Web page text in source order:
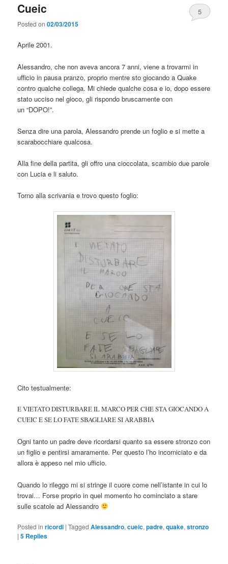
Cueic
Posted on02/03/2015
5
Aprile 2001.
Alessandro, che non aveva ancora 7 anni, viene a trovarmi in
ufficio in pausa pranzo, proprio mentre sto giocando a Quake
contro qualche collega. Mi chiede qualche cosa e io, dopo essere
stato ucciso nel gioco, gli rispondo bruscamente con
un “DOPO!”.
Senza dire una parola, Alessandro prende un foglio e si mette a
scarabocchiare qualcosa.
Alla fine della partita, gli offro una cioccolata, scambio due parole
con Lucia e li saluto.
Torno alla scrivania e trovo questo foglio:
Cito testualmente:
E VIETATO DISTURBARE IL MARCO PER CHE STA GIOCANDO A
CUEIC E SE LO FATE SBAGLIARE SI ARABBIA
Ogni tanto un padre deve ricordarsi quanto sa essere stronzo con
un figlio e pentirsi amaramente. Per questo l’ho incorniciato e da
allora è appeso nel mio ufficio.
Quando lo rileggo mi si stringe il cuore come nell’istante in cui lo
trovai… Forse proprio in quel momento ho cominciato a stare
sulle scatole ad Alessandro
Posted in ricordi |Tagged Alessandro,cueic,padre,quake,stronzo
|5 Replies